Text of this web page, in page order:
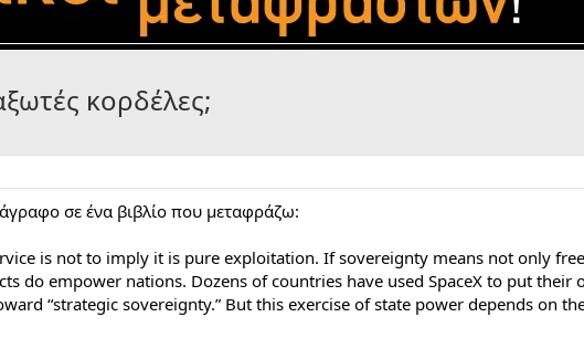
κορδέλες;
σε ένα βιβλίο που μεταφράζω:
is not to imply it is pure exploitation. If sovereignty means not only
do empower nations. Dozens of countries have used SpaceX to put
“strategic sovereignty.” But this exercise of state power depends on